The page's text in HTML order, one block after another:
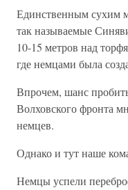
Единственным сухим
так называемые
10-15 метров над
где немцами была
Впрочем, шанс
Волховского фронта
немцев.
Однако и тут наше
Немцы успели